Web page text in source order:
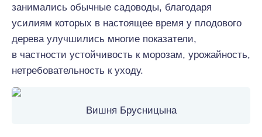
занимались обычные садоводы, благодаря
усилиям которых в настоящее время у плодового
дерева улучшились многие показатели,
в частности устойчивость к морозам, урожайность,
нетребовательность к уходу.
Вишня Брусницына